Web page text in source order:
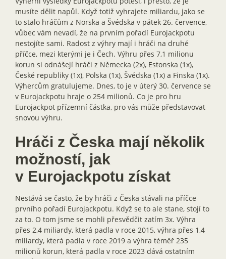
musíte dělit napůl. Když totiž vyhrajete miliardu, jako se
to stalo hráčům z Norska a Švédska v pátek 26. července,
vůbec vám nevadí, že na prvním pořadí Eurojackpotu
nestojíte sami. Radost z výhry mají i hráči na druhé
příčce, mezi kterými je i Čech. Výhru přes 7,1 milionu
korun si odnášejí hráči z Německa (2x), Estonska (1x),
České republiky (1x), Polska (1x), Švédska (1x) a Finska (1x).
Výhercům gratulujeme. Dnes, to je v úterý 30. července se
v Eurojackpotu hraje o 254 milionů. Co je pro hru
Eurojackpot přízemní částka, pro vás může představovat
snovou výhru.
Hráči z Česka mají několik
možností, jak
v Eurojackpotu získat
Nestává se často, že by hráči z Česka stávali na příčce
prvního pořadí Eurojackpotu. Když se to ale stane, stojí to
za to. O tom jsme se mohli přesvědčit zatím 3x. Výhra
přes 2,4 miliardy, která padla v roce 2015, výhra přes 1,4
miliardy, která padla v roce 2019 a výhra téměř 235
milionů korun, která padla v roce 2023 dává ostatním